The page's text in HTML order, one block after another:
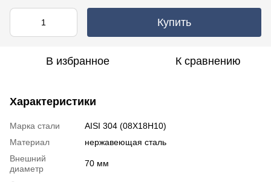
Купить
В избранное К сравнению
Характеристики
Марка стали
AISI 304 (08Х18Н10)
Материал
нержавеющая сталь
Внешний
диаметр
70 мм